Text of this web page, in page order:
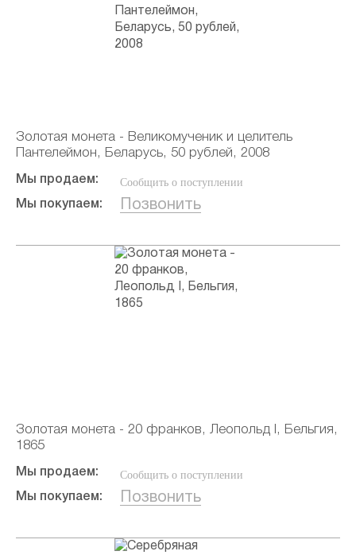
Золотая монета - Великомученик и целитель
Пантелеймон, Беларусь, 50 рублей, 2008
Мы продаем: Сообщить о поступлении
Мы покупаем: Позвонить
Золотая монета - 20 франков, Леопольд I, Бельгия,
1865
Мы продаем: Сообщить о поступлении
Мы покупаем: Позвонить